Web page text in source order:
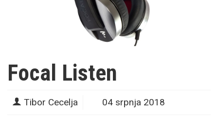
Focal Listen
Tibor Cecelja 04 srpnja 2018